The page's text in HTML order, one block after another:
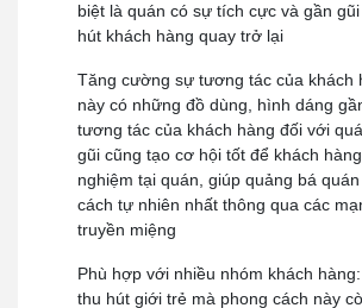
biệt là quán có sự tích cực và gần
hút khách hàng quay trở lại
Tăng cường sự tương tác của khách
này có những đồ dùng, hình dáng
tương tác của khách hàng đối với
gũi cũng tạo cơ hội tốt để khách
nghiệm tại quán, giúp quảng bá
cách tự nhiên nhất thông qua các
truyền miệng
Phù hợp với nhiều nhóm khách
thu hút giới trẻ mà phong cách này